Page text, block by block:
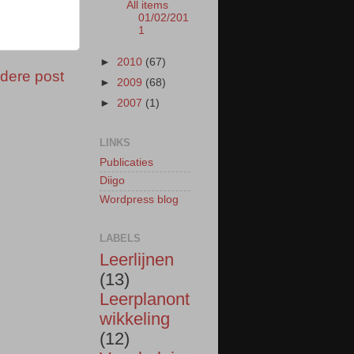
post
All items
01/02/201
1
► 2010 (67)
► 2009 (68)
► 2007 (1)
LINKS
Publicaties
Diigo
Wordpress blog
LABELS
Leerlijnen
(13)
Leerplanont
wikkeling
(12)